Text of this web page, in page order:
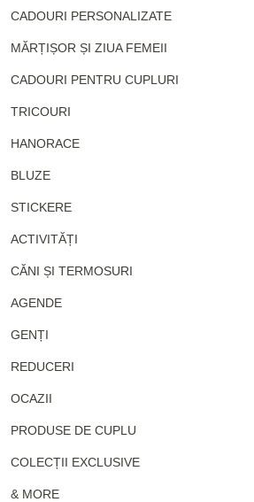
CADOURI PERSONALIZATE
MĂRȚIȘOR ȘI ZIUA FEMEII
CADOURI PENTRU CUPLURI
TRICOURI
HANORACE
BLUZE
STICKERE
ACTIVITĂȚI
CĂNI ȘI TERMOSURI
AGENDE
GENȚI
REDUCERI
OCAZII
PRODUSE DE CUPLU
COLECȚII EXCLUSIVE
& MORE